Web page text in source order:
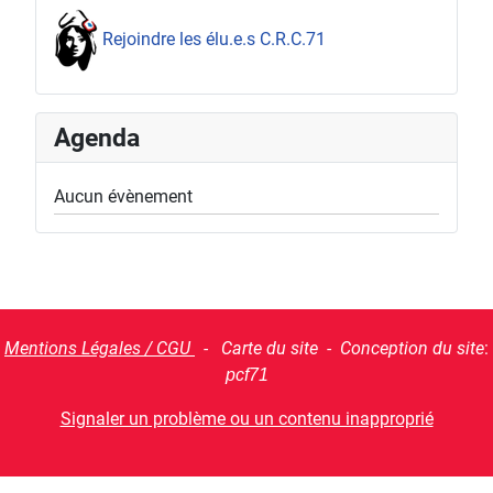
Rejoindre les élu.e.s C.R.C.71
Agenda
Aucun évènement
Mentions Légales / CGU - Carte du site - Conception du site:
pcf71
Signaler un problème ou un contenu inapproprié